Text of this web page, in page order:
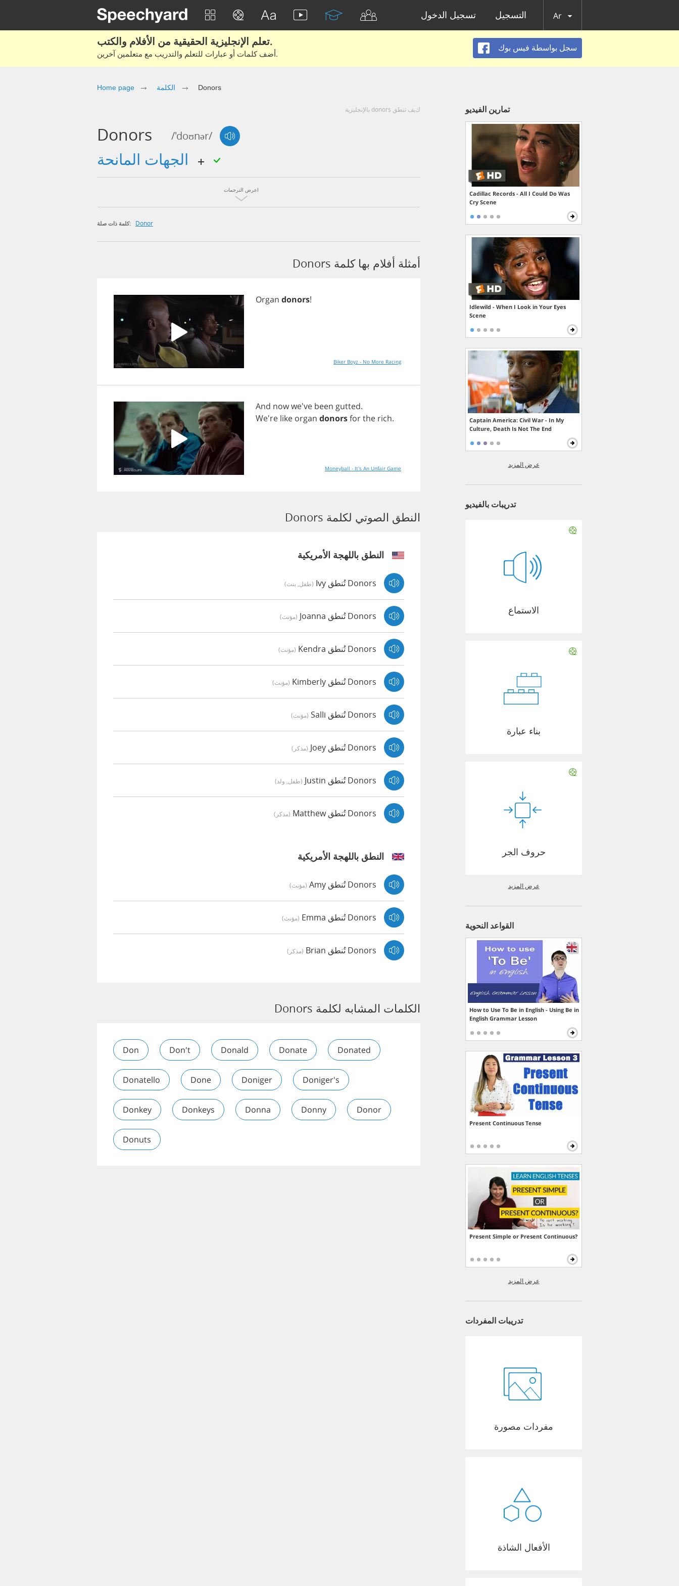
تسجيل الدخول التسجيل Ar
تعلم الإنجليزية الحقيقية من الأفلام والكتب.
أضف كلمات أو عبارات للتعلم والتدريب مع متعلمين آخرين.
سجل بواسطة فيس بوك
Home page الكلمة Donors
كيف تنطق donors بالإنجليزية
Donors /'doʊnər/
اعرض الترجمات
كلمة ذات صلة: Donor
أمثلة أفلام بها كلمة Donors
Organ donors!
Biker Boyz - No More Racing
And nowwe've been gutted.
We're like organ donorsforthe rich.
Moneyball - It's An Unfair Game
النطق الصوتي لكلمة Donors
النطق باللهجة الأمريكية
Donors تُنطق Ivy (طفل, بنت)
Donors تُنطق Joanna (مؤنث)
Donors تُنطق Kendra (مؤنث)
Donors تُنطق Kimberly (مؤنث)
Donors تُنطق Salli (مؤنث)
Donors تُنطق Joey (مذكر)
Donors تُنطق Justin (طفل, ولد)
Donors تُنطق Matthew (مذكر)
النطق باللهجة الأمريكية
Donors تُنطق Amy (مؤنث)
Donors تُنطق Emma (مؤنث)
Donors تُنطق Brian (مذكر)
الكلمات المشابه لكلمة Donors
Don Don't Donald Donate Donated
Donatello Done Doniger Doniger's
Donkey Donkeys Donna Donny Donor
Donuts
تمارين الفيديو
Cadillac Records - All I Could Do Was
Cry Scene
Idlewild - When I Look in Your Eyes
Scene
Captain America: Civil War - In My
Culture, Death Is Not The End
عرض المزيد
تدريبات بالفيديو
الاستماع
بناء عبارة
حروف الجر
عرض المزيد
القواعد النحوية
How to Use To Be in English - Using Be in
English Grammar Lesson
Present Continuous Tense
Present Simple or Present Continuous?
عرض المزيد
تدريبات المفردات
مفردات مصورة
الأفعال الشاذة